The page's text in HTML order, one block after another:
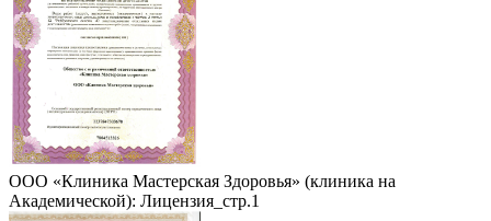
ООО «Клиника Мастерская Здоровья» (клиника на
Академической): Лицензия_стр.1